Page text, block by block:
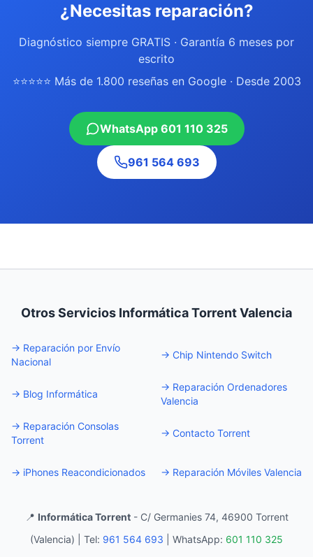
¿Necesitas reparación?
Diagnóstico siempre GRATIS · Garantía 6 meses por
escrito
⭐⭐⭐⭐⭐ Más de 1.800 reseñas en Google · Desde 2003
WhatsApp 601 110 325
961 564 693
Otros Servicios Informática Torrent Valencia
→ Reparación por Envío
Nacional
→ Chip Nintendo Switch
→ Blog Informática
→ Reparación Ordenadores
Valencia
→ Reparación Consolas
Torrent
→ Contacto Torrent
→ iPhones Reacondicionados → Reparación Móviles Valencia
📍 Informática Torrent- C/ Germanies 74, 46900 Torrent
(Valencia) |
Tel: 961 564 693 WhatsApp: 601 110 325